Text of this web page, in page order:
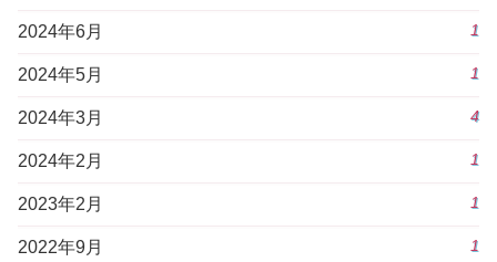
2024年6月 1
2024年5月 1
2024年3月 4
2024年2月 1
2023年2月 1
2022年9月 1